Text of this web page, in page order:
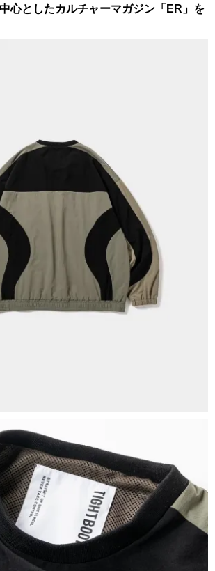
心としたカルチャーマガジン「ER」を